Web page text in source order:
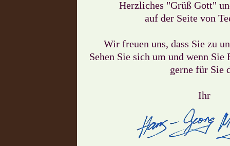
Herzliches "Grüß Gott"
auf der Seite von
Wir freuen uns, dass Sie zu
Sehen Sie sich um und wenn Sie
gerne für Sie
Ihr